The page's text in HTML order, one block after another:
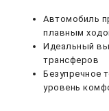
Автомобиль
плавным
Идеальный
трансферов
Безупречное
уровень